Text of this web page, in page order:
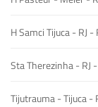
H Samci Tijuca - RJ -
Sta Therezinha - RJ
Tijutrauma - Tijuca -